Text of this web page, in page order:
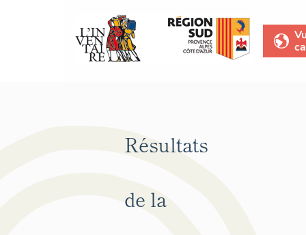
Résultats
de la